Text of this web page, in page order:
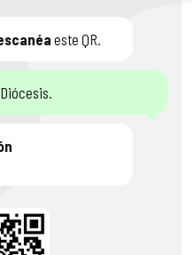
este QR.